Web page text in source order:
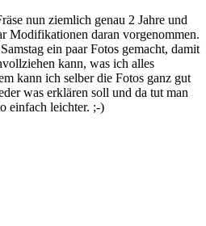
nun ziemlich genau 2 Jahre und
Modifikationen daran vorgenommen.
ein paar Fotos gemacht, damit
kann, was ich alles
kann ich selber die Fotos ganz gut
was erklären soll und da tut man
einfach leichter. ;-)